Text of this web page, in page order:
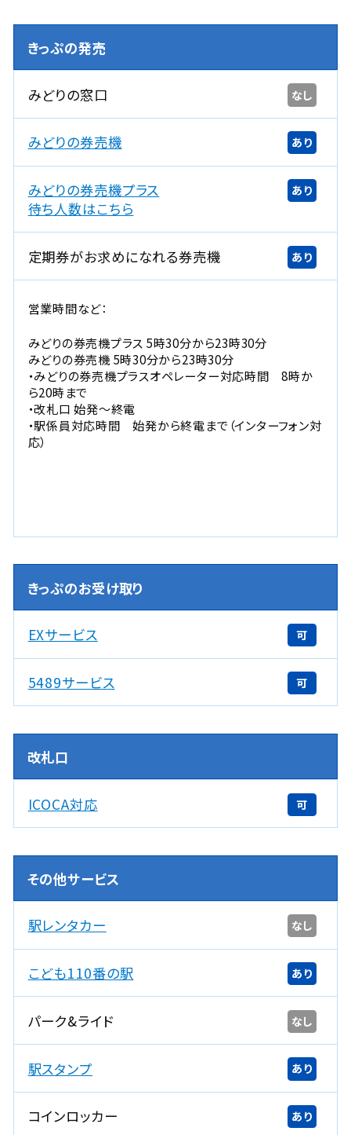
きっぷの発売
みどりの窓口 なし
みどりの券売機 あり
みどりの券売機プラス
新
規
ウ
イ
ン
ド
ウ
で
開
き
ま
す
。
待ち人数はこちら
あり
定期券がお求めになれる券売機 あり
営業時間など：
みどりの券売機プラス 5時30分から23時30分
みどりの券売機 5時30分から23時30分
・みどりの券売機プラスオペレーター対応時間 8時か
ら20時まで
・改札口 始発～終電
・駅係員対応時間 始発から終電まで（インターフォン対
応）
きっぷのお受け取り
EXサービス 可
5489サービス 可
改札口
ICOCA対応 可
その他サービス
駅レンタカー なし
こども110番の駅 あり
パーク&ライド なし
駅スタンプ あり
コインロッカー あり